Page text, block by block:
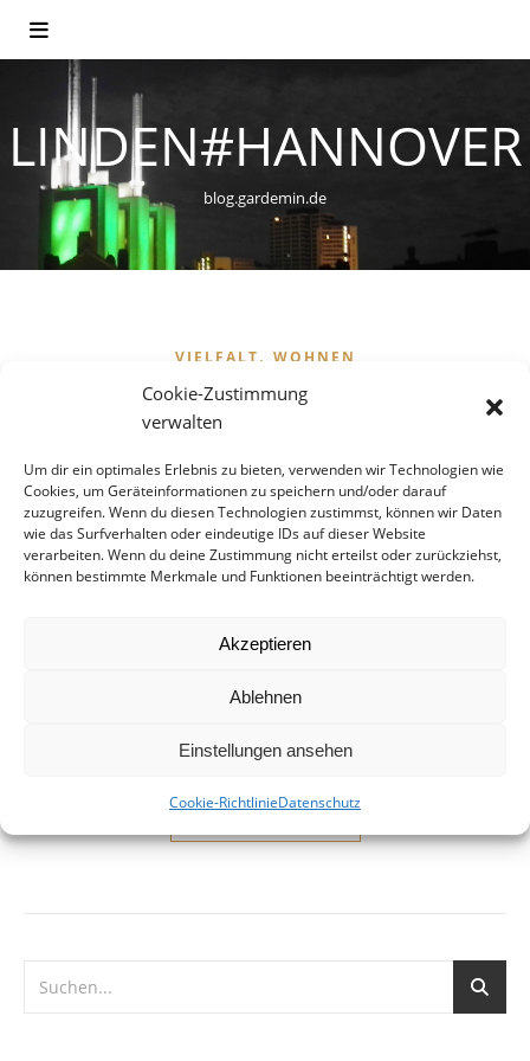
Cookie-Zustimmung
verwalten
Um dir ein optimales Erlebnis zu bieten, verwenden wir Technologien wie
Cookies, um Geräteinformationen zu speichern und/oder darauf
zuzugreifen. Wenn du diesen Technologien zustimmst, können wir Daten
wie das Surfverhalten oder eindeutige IDs auf dieser Website
verarbeiten. Wenn du deine Zustimmung nicht erteilst oder zurückziehst,
können bestimmte Merkmale und Funktionen beeinträchtigt werden.
Akzeptieren
Ablehnen
Einstellungen ansehen
Cookie-RichtlinieDatenschutz
LINDEN#HANNOVER
blog.gardemin.de
VIELFALT, WOHNEN
Flüchtlinge – Für eine
Unterbringung in einer
weltoffenen Stadt
13. Oktober 2014
Wernstedt (SPD) an die Ratspolitiker der Stadt Hannover. Es
überproportional Flüchtlinge aufzunehmen. Ihre eigene…
WEITERLESEN